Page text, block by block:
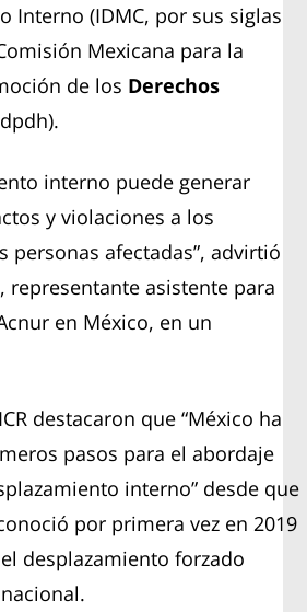
Interno (IDMC, por sus siglas
Mexicana para la
de los Derechos
interno puede generar
y violaciones a los
personas afectadas”, advirtió
representante asistente para
en México, en un
destacaron que “México ha
pasos para el abordaje
interno” desde que
por primera vez en 2019
desplazamiento forzado